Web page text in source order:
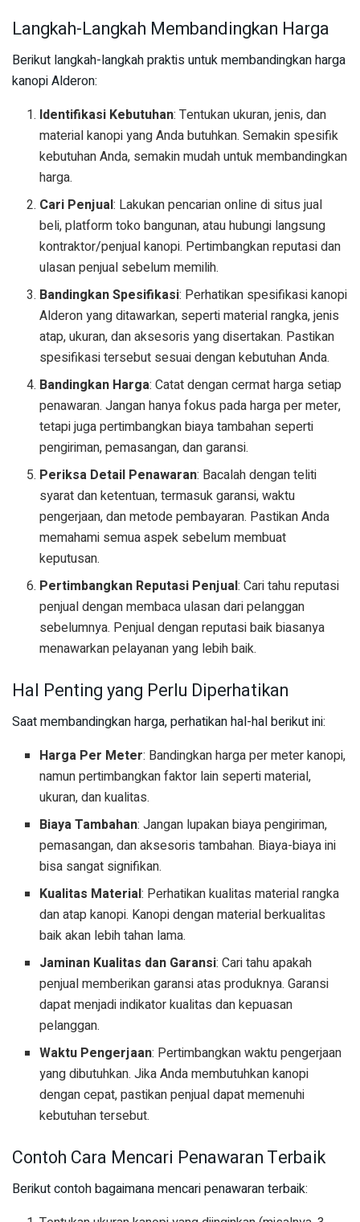
Langkah-Langkah Membandingkan Harga
Berikut langkah-langkah praktis untuk membandingkan harga
kanopi Alderon:
Identifikasi Kebutuhan: Tentukan ukuran, jenis, dan
material kanopi yang Anda butuhkan. Semakin spesifik
kebutuhan Anda, semakin mudah untuk membandingkan
harga.
Cari Penjual: Lakukan pencarian online di situs jual
beli, platform toko bangunan, atau hubungi langsung
kontraktor/penjual kanopi. Pertimbangkan reputasi dan
ulasan penjual sebelum memilih.
Bandingkan Spesifikasi: Perhatikan spesifikasi kanopi
Alderon yang ditawarkan, seperti material rangka, jenis
atap, ukuran, dan aksesoris yang disertakan. Pastikan
spesifikasi tersebut sesuai dengan kebutuhan Anda.
Bandingkan Harga: Catat dengan cermat harga setiap
penawaran. Jangan hanya fokus pada harga per meter,
tetapi juga pertimbangkan biaya tambahan seperti
pengiriman, pemasangan, dan garansi.
Periksa Detail Penawaran: Bacalah dengan teliti
syarat dan ketentuan, termasuk garansi, waktu
pengerjaan, dan metode pembayaran. Pastikan Anda
memahami semua aspek sebelum membuat
keputusan.
Pertimbangkan Reputasi Penjual: Cari tahu reputasi
penjual dengan membaca ulasan dari pelanggan
sebelumnya. Penjual dengan reputasi baik biasanya
menawarkan pelayanan yang lebih baik.
Hal Penting yang Perlu Diperhatikan
Saat membandingkan harga, perhatikan hal-hal berikut ini:
Harga Per Meter: Bandingkan harga per meter kanopi,
namun pertimbangkan faktor lain seperti material,
ukuran, dan kualitas.
Biaya Tambahan: Jangan lupakan biaya pengiriman,
pemasangan, dan aksesoris tambahan. Biaya-biaya ini
bisa sangat signifikan.
Kualitas Material: Perhatikan kualitas material rangka
dan atap kanopi. Kanopi dengan material berkualitas
baik akan lebih tahan lama.
Jaminan Kualitas dan Garansi: Cari tahu apakah
penjual memberikan garansi atas produknya. Garansi
dapat menjadi indikator kualitas dan kepuasan
pelanggan.
Waktu Pengerjaan: Pertimbangkan waktu pengerjaan
yang dibutuhkan. Jika Anda membutuhkan kanopi
dengan cepat, pastikan penjual dapat memenuhi
kebutuhan tersebut.
Contoh Cara Mencari Penawaran Terbaik
Berikut contoh bagaimana mencari penawaran terbaik: